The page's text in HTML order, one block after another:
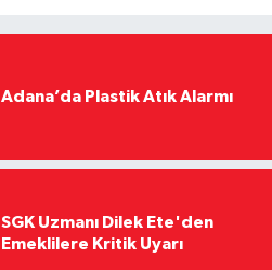
Adana’da Plastik Atık Alarmı
SGK Uzmanı Dilek Ete'den
Emeklilere Kritik Uyarı